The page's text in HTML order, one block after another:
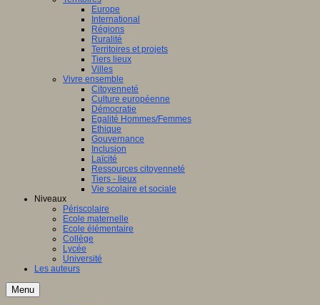
Europe
International
Régions
Ruralité
Territoires et projets
Tiers lieux
Villes
Vivre ensemble
Citoyenneté
Culture européenne
Démocratie
Egalité Hommes/Femmes
Ethique
Gouvernance
Inclusion
Laïcité
Ressources citoyenneté
Tiers - lieux
Vie scolaire et sociale
Niveaux
Périscolaire
Ecole maternelle
Ecole élémentaire
Collège
Lycée
Université
Les auteurs
Menu